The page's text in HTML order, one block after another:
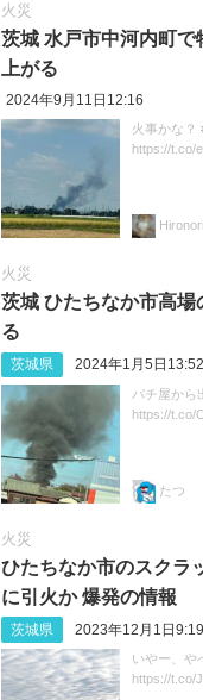
火災
茨城 水戸市中河内町
上がる
2024年9月11日12:16
火事かな？
https://t.co/
火災
茨城 ひたちなか市高
る
茨城県 2024年1月5日13:52
パチ屋から
https://t.co/
たつ
火災
ひたちなか市のスクラ
に引火か 爆発の情報
茨城県 2023年12月1日9:19
いやー、や
https://t.co/